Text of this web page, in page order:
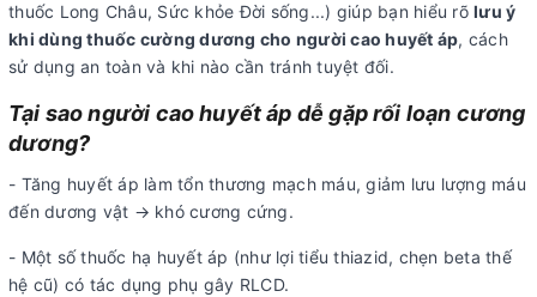
thuốc Long Châu, Sức khỏe Đời sống...) giúp bạn hiểu rõ lưu ý
khi dùng thuốc cường dương cho người cao huyết áp, cách
sử dụng an toàn và khi nào cần tránh tuyệt đối.
Tại sao người cao huyết áp dễ gặp rối loạn cương
dương?
- Tăng huyết áp làm tổn thương mạch máu, giảm lưu lượng máu
đến dương vật → khó cương cứng.
- Một số thuốc hạ huyết áp (như lợi tiểu thiazid, chẹn beta thế
hệ cũ) có tác dụng phụ gây RLCD.